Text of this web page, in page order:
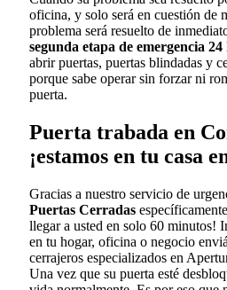
oficina, y solo será en cuestión de
problema será resuelto de
segunda etapa de emergencia 24
abrir puertas, puertas blindadas y
porque sabe operar sin forzar ni
puerta.
Puerta trabada en
¡estamos en tu casa
Gracias a nuestro servicio de
Puertas Cerradas
llegar a usted en solo 60 minutos!
en tu hogar, oficina o negocio
cerrajeros especializados en
Una vez que su puerta esté